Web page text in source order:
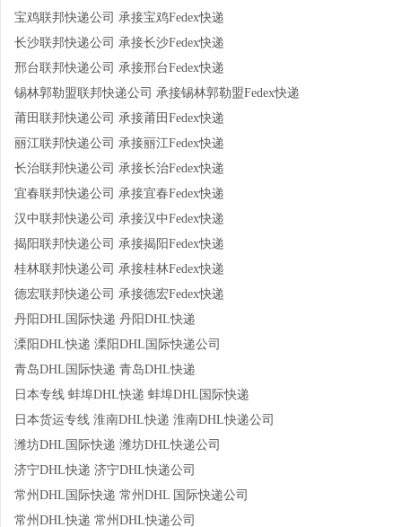
宝鸡联邦快递公司 承接宝鸡Fedex快递
长沙联邦快递公司 承接长沙Fedex快递
邢台联邦快递公司 承接邢台Fedex快递
锡林郭勒盟联邦快递公司 承接锡林郭勒盟Fedex快递
莆田联邦快递公司 承接莆田Fedex快递
丽江联邦快递公司 承接丽江Fedex快递
长治联邦快递公司 承接长治Fedex快递
宜春联邦快递公司 承接宜春Fedex快递
汉中联邦快递公司 承接汉中Fedex快递
揭阳联邦快递公司 承接揭阳Fedex快递
桂林联邦快递公司 承接桂林Fedex快递
德宏联邦快递公司 承接德宏Fedex快递
丹阳DHL国际快递 丹阳DHL快递
溧阳DHL快递 溧阳DHL国际快递公司
青岛DHL国际快递 青岛DHL快递
日本专线 蚌埠DHL快递 蚌埠DHL国际快递
日本货运专线 淮南DHL快递 淮南DHL快递公司
潍坊DHL国际快递 潍坊DHL快递公司
济宁DHL快递 济宁DHL快递公司
常州DHL国际快递 常州DHL 国际快递公司
常州DHL快递 常州DHL快递公司